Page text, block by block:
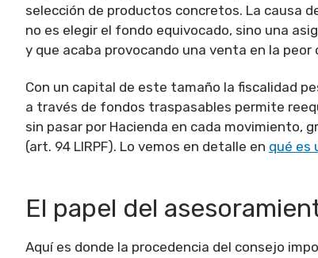
selección de productos concretos. La causa
no es elegir el fondo equivocado, sino una
y que acaba provocando una venta en la peor
Con un capital de este tamaño la fiscalidad
a través de fondos traspasables permite
sin pasar por Hacienda en cada movimiento,
(art. 94 LIRPF). Lo vemos en detalle en qué es
El papel del
Aquí es donde la procedencia del consejo